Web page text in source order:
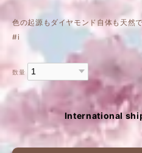
色の起源もダイヤモンド自体も天然で
#i
数量
International